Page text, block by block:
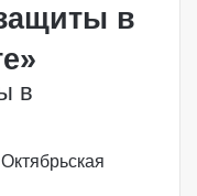
в
в